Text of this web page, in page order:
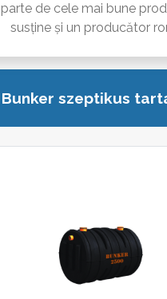
de cele mai bune
susține și un producător
Bunker szeptikus